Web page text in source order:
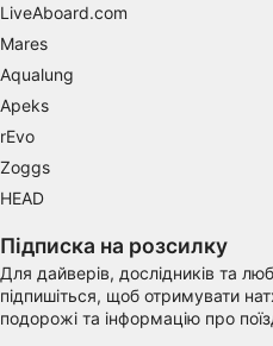
LiveAboard.com
Mares
Aqualung
Apeks
rEvo
Zoggs
HEAD
Підписка на розсилку
Для дайверів, дослідників та
підпишіться, щоб отримувати
подорожі та інформацію про